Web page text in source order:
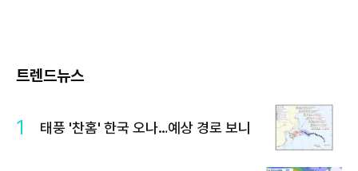
트렌드뉴스
1 태풍 '찬홈' 한국 오나…예상 경로 보니